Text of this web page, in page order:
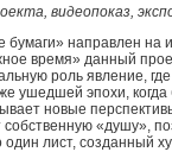
видеопоказ,
бумаги» направлен на
время» данный
роль явление,
ушедшей эпохи,
новые
«душу»,
один лист, созданный